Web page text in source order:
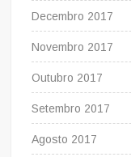
Decembro 2017
Novembro 2017
Outubro 2017
Setembro 2017
Agosto 2017